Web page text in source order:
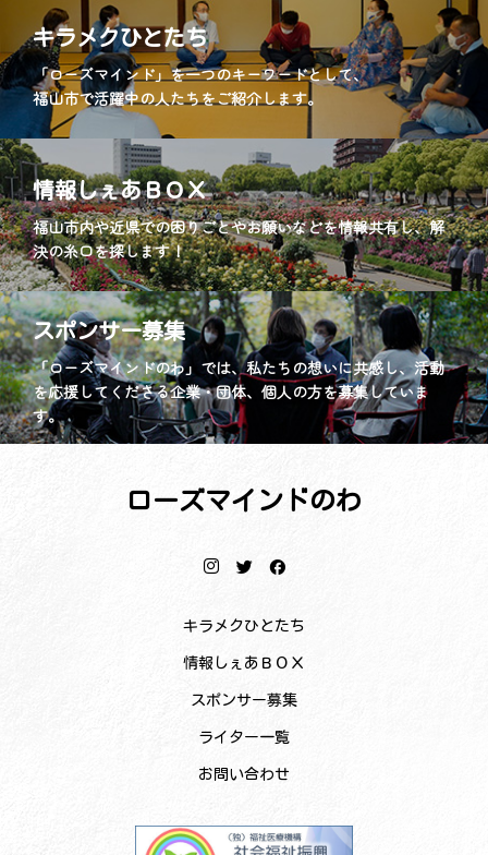
キラメクひとたち
「ローズマインド」を一つのキーワードとして、
福山市で活躍中の人たちをご紹介します。
情報しぇあＢＯＸ
福山市内や近県での困りごとやお願いなどを情報共有し、解
決の糸口を探します！
スポンサー募集
「ローズマインドのわ」では、私たちの想いに共感し、活動
を応援してくださる企業・団体、個人の方を募集していま
す。
ローズマインドのわ
キラメクひとたち
情報しぇあＢＯＸ
スポンサー募集
ライター一覧
お問い合わせ